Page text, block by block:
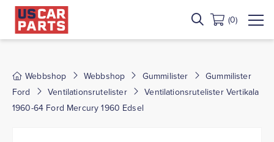
(0)
Webbshop Webbshop Gummilister
Gummilister
Ford
Ventilationsrutelister
Ventilationsrutelister Vertikala
1960-64 Ford Mercury 1960 Edsel